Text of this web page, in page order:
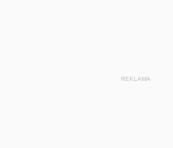
REKLAMA